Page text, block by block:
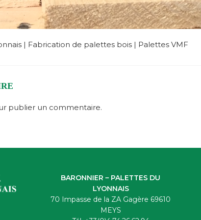
| Fabrication de palettes bois | Palettes VMF
publier un commentaire.
BARONNIER – PALETTES DU
LYONNAIS
70 Impasse de la ZA Gagère 69610
MEYS